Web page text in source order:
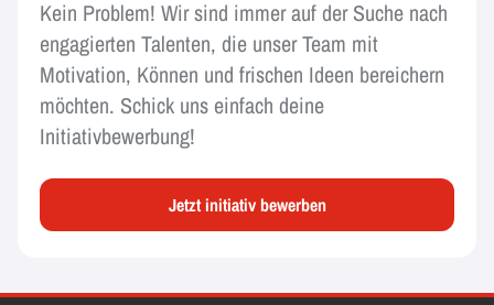
Kein Problem! Wir sind immer auf der Suche nach
engagierten Talenten, die unser Team mit
Motivation, Können und frischen Ideen bereichern
möchten. Schick uns einfach deine
Initiativbewerbung!
Jetzt initiativ bewerben